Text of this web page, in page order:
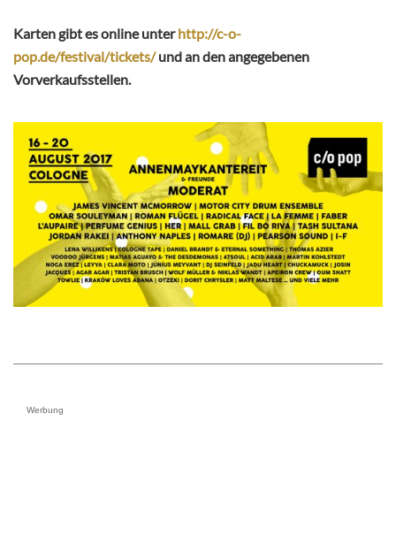
Karten gibt es online unterhttp://c-o-
pop.de/festival/tickets/und an den angegebenen
Vorverkaufsstellen.
Werbung